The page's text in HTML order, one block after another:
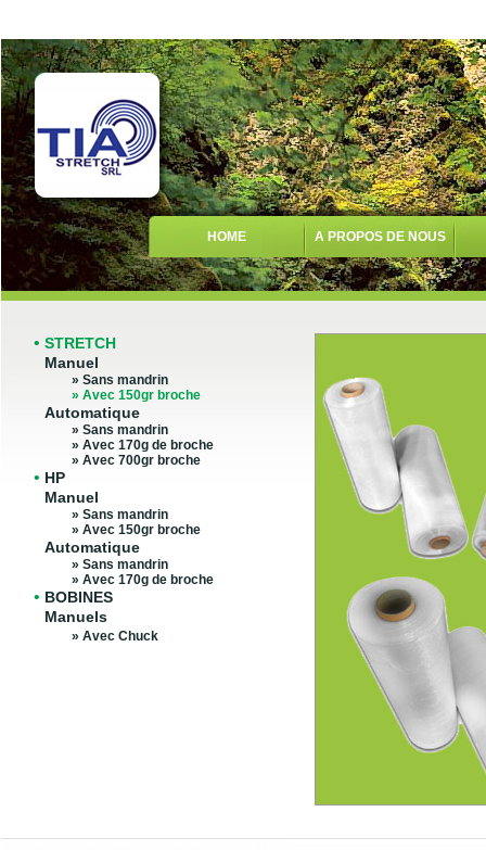
HOME A PROPOS DE NOUS
• STRETCH
Manuel
» Sans mandrin
» Avec 150gr broche
Automatique
» Sans mandrin
» Avec 170g de broche
» Avec 700gr broche
• HP
Manuel
» Sans mandrin
» Avec 150gr broche
Automatique
» Sans mandrin
» Avec 170g de broche
• BOBINES
Manuels
» Avec Chuck